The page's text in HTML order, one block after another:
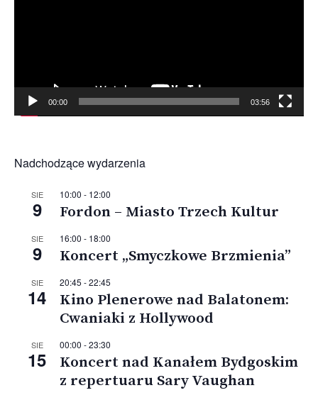
00:00 03:56
Nadchodzące wydarzenia
SIE
9
10:00 - 12:00
Fordon – Miasto Trzech Kultur
SIE
9
16:00 - 18:00
Koncert „Smyczkowe Brzmienia”
SIE
14
20:45 -22:45
Kino Plenerowe nad Balatonem:
Cwaniaki z Hollywood
SIE
15
00:00 -23:30
Koncert nad Kanałem Bydgoskim
z repertuaru Sary Vaughan